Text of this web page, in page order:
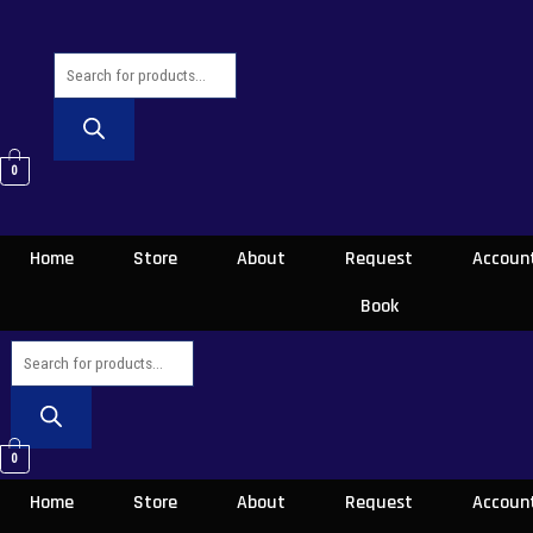
0
Home Store About
Request
Book
0
Home Store About
Request